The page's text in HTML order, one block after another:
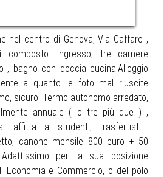
nel centro di Genova, Via Caffaro ,
composto: Ingresso, tre camere
, bagno con doccia cucina.Alloggio
a quanto le foto mal riuscite
sicuro. Termo autonomo arredato,
annuale ( o tre più due ) ,
affitta a studenti, trasfertisti....
canone mensile 800 euro + 50
per la sua posizione
Economia e Commercio, o del polo